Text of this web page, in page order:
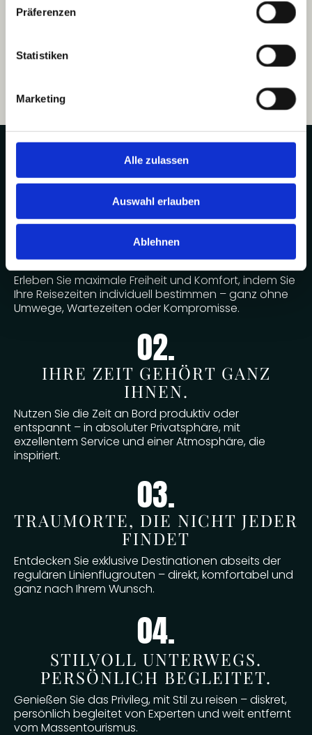
Präferenzen
Statistiken
Marketing
Alle zulassen
Auswahl erlauben
Ablehnen
Ihrer nächsten Traumreise
vereinbaren Sie Ihre persönliche Beratung.
„Gute Gründe für Privatjet-
Reisen“
01.
REISEN WANN SIE MÖCHTEN.
Erleben Sie maximale Freiheit und Komfort, indem Sie
Ihre Reisezeiten individuell bestimmen – ganz ohne
Umwege, Wartezeiten oder Kompromisse.
02.
IHRE ZEIT GEHÖRT GANZ
IHNEN.
Nutzen Sie die Zeit an Bord produktiv oder
entspannt – in absoluter Privatsphäre, mit
exzellentem Service und einer Atmosphäre, die
inspiriert.
03.
TRAUMORTE, DIE NICHT JEDER
FINDET
Entdecken Sie exklusive Destinationen abseits der
regulären Linienflugrouten – direkt, komfortabel und
ganz nach Ihrem Wunsch.
04.
STILVOLL UNTERWEGS.
PERSÖNLICH BEGLEITET.
Genießen Sie das Privileg, mit Stil zu reisen – diskret,
persönlich begleitet von Experten und weit entfernt
vom Massentourismus.